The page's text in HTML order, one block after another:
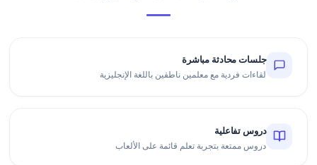
جلسات محادثة مباشرة
لقاءات فردية مع معلمين ناطقين باللغة الإنجليزية
دروس تفاعلية
دروس ممتعة بتجربة تعلم قائمة على الألعاب